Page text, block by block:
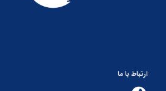
ارتباط با ما